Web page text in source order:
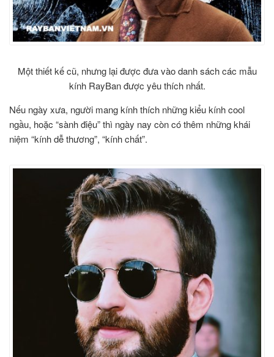
Một thiết kế cũ, nhưng lại được đưa vào danh sách các mẫu
kính RayBan được yêu thích nhất.
Nếu ngày xưa, người mang kính thích những kiểu kính cool
ngầu, hoặc “sành điệu” thì ngày nay còn có thêm những khái
niệm “kính dễ thương”, “kính chất”.